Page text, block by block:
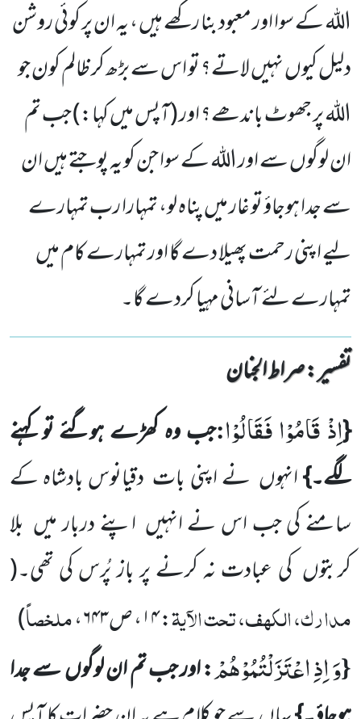
اللہ کے سوا اور معبود بنا رکھے ہیں ، یہ ان پر کوئی روشن
دلیل کیوں نہیں لاتے؟ تو اس سے بڑھ کر ظالم کون جو
اللہ پر جھوٹ باندھے؟ اور (آپس میں کہا:) جب تم
ان لوگوں سے اور اللہ کے سوا جن کو یہ پوجتے ہیں ان
سے جدا ہوجاؤ تو غار میں پناہ لو، تمہارا رب تمہارے
لیے اپنی رحمت پھیلا دے گا اور تمہارے کام میں
تمہارے لئے آسانی مہیا کردے گا۔
تفسیر : ‎صراط الجنان
{اِذْ قَامُوْا فَقَالُوْا:جب وہ کھڑے ہوگئے تو کہنے
لگے۔}انہوں نے اپنی بات دقیانوس بادشاہ کے
سامنے کی جب اس نے انہیں اپنے دربار میں بلا
کربتوں کی عبادت نہ کرنے پر باز پُرس کی تھی۔(
مدارک، الکھف، تحت الآیۃ: ۱۴، ص۶۴۳، ملخصاً)
{وَ اِذِ اعْتَزَلْتُمُوْهُمْ: اور جب تم ان لوگوںسے جدا